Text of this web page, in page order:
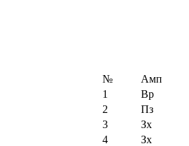
№ Амп
1 Вр
2 Пз
3 Зх
4 Зх